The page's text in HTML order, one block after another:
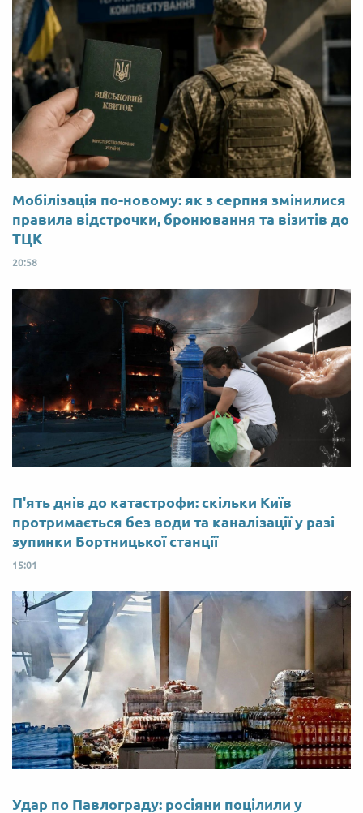
Мобілізація по-новому: як з серпня змінилися
правила відстрочки, бронювання та візитів до
ТЦК
20:58
П'ять днів до катастрофи: скільки Київ
протримається без води та каналізації у разі
зупинки Бортницької станції
15:01
Удар по Павлограду: росіяни поцілили у